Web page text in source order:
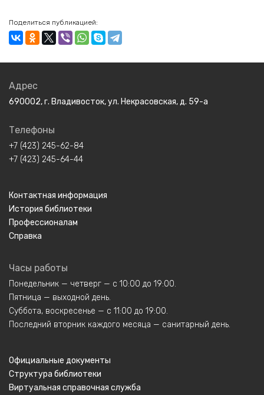
Поделиться публикацией:
Адрес
690002, г. Владивосток, ул. Некрасовская, д. 59-а
Телефоны
+7 (423) 245-62-84
+7 (423) 245-64-44
Контактная информация
История библиотеки
Профессионалам
Справка
Часы работы
Понедельник — четверг — с 10:00 до 19:00.
Пятница — выходной день.
Суббота, воскресенье — с 11:00 до 19:00.
Последний вторник каждого месяца — санитарный день.
Официальные документы
Структура библиотеки
Виртуальная справочная служба